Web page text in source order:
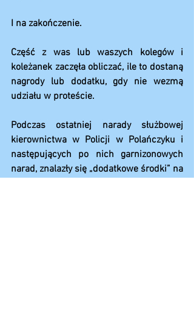
I na zakończenie.
Część z was lub waszych kolegów i
koleżanek zaczęła obliczać, ile to dostaną
nagrody lub dodatku, gdy nie wezmą
udziału w proteście.
Podczas ostatniej narady służbowej
kierownictwa w Policji w Polańczyku i
następujących po nich garnizonowych
narad, znalazły się „dodatkowe środki” na